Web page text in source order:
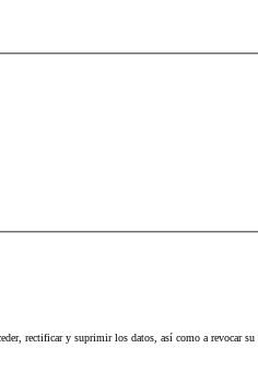
rectificar y suprimir los datos, así como a